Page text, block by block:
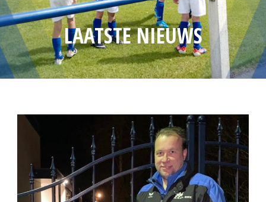
LAATSTE NIEUWS